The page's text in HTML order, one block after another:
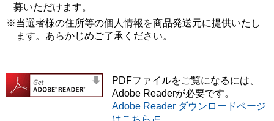
募いただけます。
※当選者様の住所等の個人情報を商品発送元に提供いたし
ます。あらかじめご了承ください。
PDFファイルをご覧になるには、
Adobe Readerが必要です。
Adobe Reader ダウンロードページ
はこちら